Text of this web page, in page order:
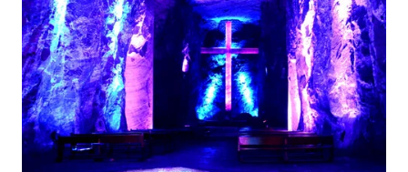
NET
WAHANA
SPORT
WAHANA
UMKM